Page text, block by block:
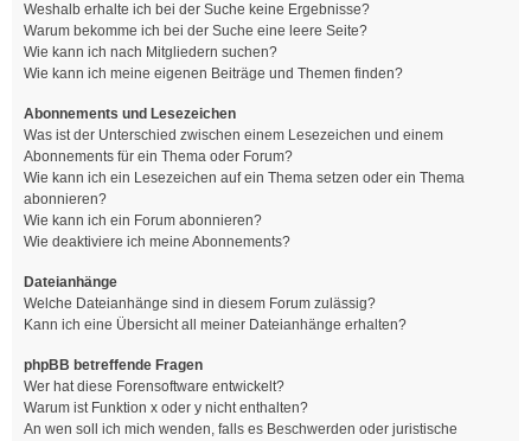
Weshalb erhalte ich bei der Suche keine Ergebnisse?
Warum bekomme ich bei der Suche eine leere Seite?
Wie kann ich nach Mitgliedern suchen?
Wie kann ich meine eigenen Beiträge und Themen finden?
Abonnements und Lesezeichen
Was ist der Unterschied zwischen einem Lesezeichen und einem
Abonnements für ein Thema oder Forum?
Wie kann ich ein Lesezeichen auf ein Thema setzen oder ein Thema
abonnieren?
Wie kann ich ein Forum abonnieren?
Wie deaktiviere ich meine Abonnements?
Dateianhänge
Welche Dateianhänge sind in diesem Forum zulässig?
Kann ich eine Übersicht all meiner Dateianhänge erhalten?
phpBB betreffende Fragen
Wer hat diese Forensoftware entwickelt?
Warum ist Funktion x oder y nicht enthalten?
An wen soll ich mich wenden, falls es Beschwerden oder juristische